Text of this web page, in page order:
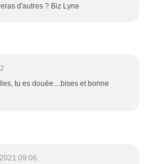
d'autres ? Biz Lyne
tu es douée....bises et bonne
09:06